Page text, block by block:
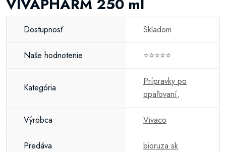
VIVAPHARM 250 ml
Dostupnosť Skladom
Naše hodnotenie ⭐⭐⭐⭐⭐
Kategória
Prípravky po
opaľovaní,
Výrobca Vivaco
Predáva bioruza.sk